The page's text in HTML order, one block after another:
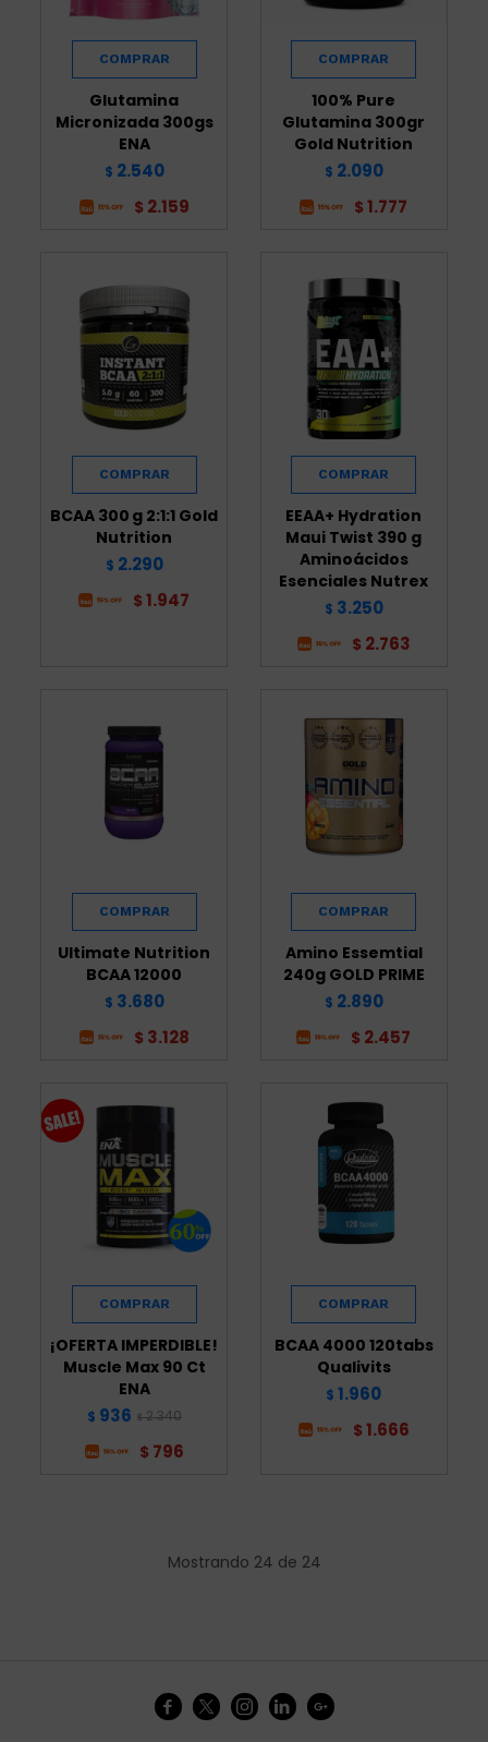
Glutamina
Micronizada 300gs
ENA
$ 2.540
$ 2.159
100% Pure
Glutamina 300gr
Gold Nutrition
$ 2.090
$ 1.777
BCAA 300 g 2:1:1 Gold
Nutrition
$ 2.290
$ 1.947
EEAA+ Hydration
Maui Twist 390 g
Aminoácidos
Esenciales Nutrex
$ 3.250
$ 2.763
Ultimate Nutrition
BCAA 12000
$ 3.680
$ 3.128
Amino Essemtial
240g GOLD PRIME
$ 2.890
$ 2.457
¡OFERTA IMPERDIBLE!
Muscle Max 90 Ct
ENA
$ 936 $ 2.340
$ 796
BCAA 4000 120tabs
Qualivits
$ 1.960
$ 1.666
Mostrando 24 de 24
    